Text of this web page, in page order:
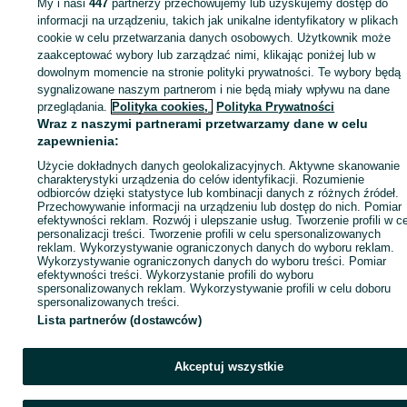
Zaloguj się lub załóż konto na OLX, aby skontaktować się z
sprzedającym
Zaloguj się / Załóż konto
Wyślij wiadomość
My i nasi447 partnerzy przechowujemy lub uzyskujemy dostęp do
informacji na urządzeniu, takich jak unikalne identyfikatory w plikach
cookie w celu przetwarzania danych osobowych. Użytkownik może
zaakceptować wybory lub zarządzać nimi, klikając poniżej lub w
dowolnym momencie na stronie polityki prywatności. Te wybory będą
sygnalizowane naszym partnerom i nie będą miały wpływu na dane
przeglądania. Polityka cookies, Polityka Prywatności
Wraz z naszymi partnerami przetwarzamy dane w celu
zapewnienia:
Użycie dokładnych danych geolokalizacyjnych. Aktywne skanowanie
charakterystyki urządzenia do celów identyfikacji. Rozumienie
odbiorców dzięki statystyce lub kombinacji danych z różnych źródeł.
Przechowywanie informacji na urządzeniu lub dostęp do nich. Pomiar
efektywności reklam. Rozwój i ulepszanie usług. Tworzenie profili w
personalizacji treści. Tworzenie profili w celu spersonalizowanych
reklam. Wykorzystywanie ograniczonych danych do wyboru reklam.
Wykorzystywanie ograniczonych danych do wyboru treści. Pomiar
efektywności treści. Wykorzystanie profili do wyboru
spersonalizowanych reklam. Wykorzystywanie profili w celu doboru
spersonalizowanych treści.
Lista partnerów (dostawców)
Akceptuj wszystkie